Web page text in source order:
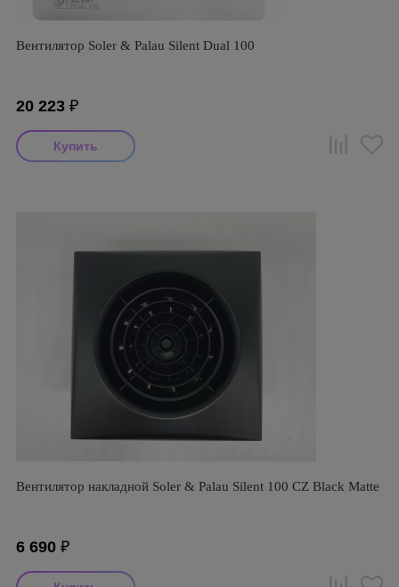
Вентилятор Soler & Palau Silent Dual 100
20 223 ₽
Вентилятор накладной Soler & Palau Silent 100 CZ Black Matte
6 690 ₽